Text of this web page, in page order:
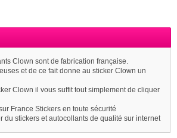
Clown sont de fabrication française.
et de ce fait donne au sticker Clown un
Clown il vous suffit tout simplement de cliquer
sur France Stickers en toute sécurité
du stickers et autocollants de qualité sur internet